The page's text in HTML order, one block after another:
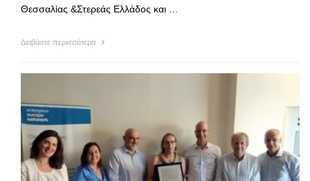
Θεσσαλίας &Στερεάς Ελλάδος και …
Διαβάστε περισσότερα